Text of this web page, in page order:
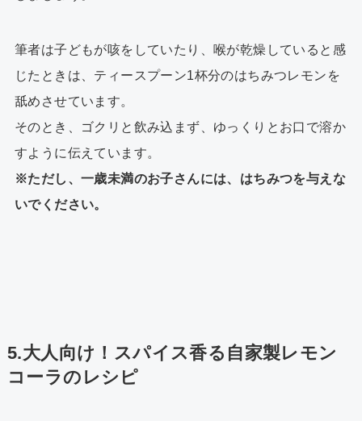
筆者は子どもが咳をしていたり、喉が乾燥していると感
じたときは、ティースプーン1杯分のはちみつレモンを
舐めさせています。
そのとき、ゴクリと飲み込まず、ゆっくりとお口で溶か
すように伝えています。
※ただし、一歳未満のお子さんには、はちみつを与えな
いでください。
5.大人向け！スパイス香る自家製レモン
コーラのレシピ